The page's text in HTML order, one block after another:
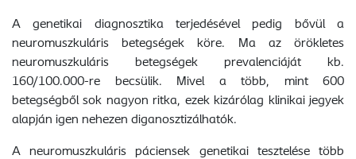
A genetikai diagnosztika terjedésével pedig bővül a
neuromuszkuláris betegségek köre. Ma az örökletes
neuromuszkuláris betegségek prevalenciáját kb.
160/100.000-re becsülik. Mivel a több, mint 600
betegségből sok nagyon ritka, ezek kizárólag klinikai jegyek
alapján igen nehezen diganosztizálhatók.
A neuromuszkuláris páciensek genetikai tesztelése több